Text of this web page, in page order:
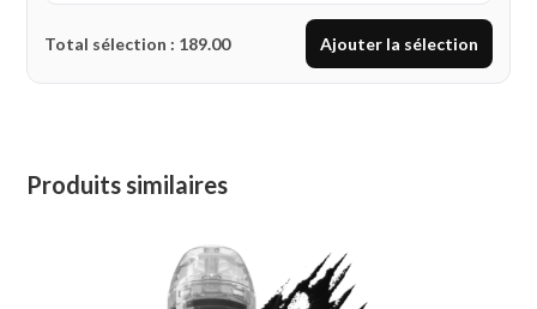
Total sélection : 189.00 Ajouter la sélection
Produits similaires